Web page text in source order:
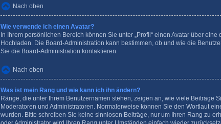
Nach oben
Wie verwende ich einen Avatar?
In Ihrem persönlichen Bereich können Sie unter „Profil“ einen Avatar über
Hochladen. Die Board-Administration kann bestimmen, ob und wie die
Sie die Board-Administration kontaktieren.
Nach oben
Was ist mein Rang und wie kann ich ihn ändern?
Ränge, die unter Ihrem Benutzernamen stehen, zeigen an, wie viele Beiträge
Moderatoren und Administratoren. Normalerweise können Sie den Wortlaut
wurden. Bitte schreiben Sie keine sinnlosen Beiträge, nur um Ihren Rang zu